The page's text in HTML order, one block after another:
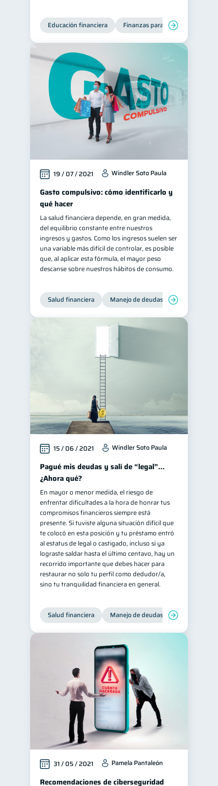
Educación financiera Finanzas para jóvenes
19 / 07 / 2021 Windler Soto Paula
Gasto compulsivo: cómo identificarlo y
qué hacer
La salud financiera depende, en gran medida,
del equilibrio constante entre nuestros
ingresos y gastos. Como los ingresos suelen ser
una variable más difícil de controlar, es posible
que, al aplicar esta fórmula, el mayor peso
descanse sobre nuestros hábitos de consumo.
Salud financiera Manejo de deudas
15 / 06 / 2021 Windler Soto Paula
Pagué mis deudas y salí de “legal”…
¿Ahora qué?
En mayor o menor medida, el riesgo de
enfrentar dificultades a la hora de honrar tus
compromisos financieros siempre está
presente. Si tuviste alguna situación difícil que
te colocó en esta posición y tu préstamo entró
al estatus de legal o castigado, incluso si ya
lograste saldar hasta el último centavo, hay un
recorrido importante que debes hacer para
restaurar no solo tu perfil como dedudor/a,
sino tu tranquilidad financiera en general.
Salud financiera Manejo de deudas
31 / 05 / 2021 Pamela Pantaleón
Recomendaciones de ciberseguridad